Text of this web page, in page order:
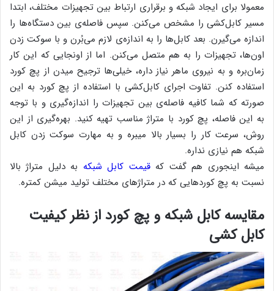
معمولا برای ایجاد شبکه و برقراری ارتباط بین تجهیزات مختلف، ابتدا
مسیر کابل‌کشی را مشخص می‌کنن. سپس فاصله‌ی بین دستگاه‌ها را
اندازه می‌گیرن. بعد کابل‌ها را به اندازه‌ی لازم می‌بُرن و با سوکت زدن
اون‌ها، تجهیزات را به هم متصل می‌کنن. اما از اونجایی‌ که این کار
زمان‌بره و به نیروی ماهر نیاز داره، خیلی‌ها ترجیح میدن از پچ کورد
استفاده کنن. تفاوت اجرای کابل‌کشی با استفاده از پچ کورد به این
صورته که شما کافیه فاصله‌ی بین تجهیزات را اندازه‌گیری و با توجه
به این فاصله، پچ کورد با متراژ مناسب تهیه کنید. بهره‌گیری از این
روش، سرعت کار را بسیار بالا میبره و به مهارت سوکت زدن کابل
شبکه هم نیازی نداره.
میشه اینجوری هم گفت کهقیمت کابل شبکه به دلیل متراژ بالا
نسبت به پچ کوردهایی که در متراژهای مختلف تولید میشن کمتره.
مقایسه کابل شبکه و پچ کورد از نظر کیفیت
کابل کشی